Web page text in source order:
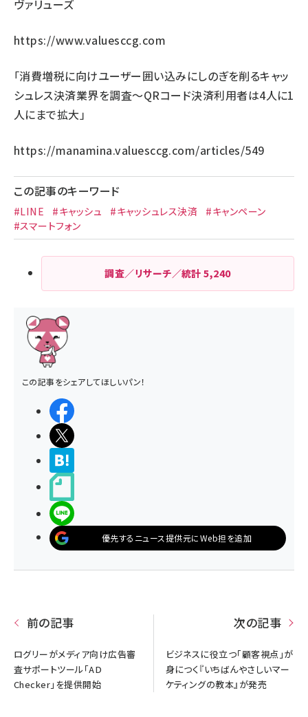
ヴァリューズ
https://www.valuesccg.com
「消費増税に向けユーザー囲い込みにしのぎを削るキャッ
シュレス決済業界を調査～QRコード決済利用者は4人に1
人にまで拡大」
https://manamina.valuesccg.com/articles/549
この記事のキーワード
#LINE #キャッシュ #キャッシュレス決済
#キャンペーン
#スマートフォン
調査／リサーチ／統計5,240
この記事をシェアしてほしいパン！
優先するニュース提供元にWeb担を追加
前の記事
ログリーがメディア向け広告審
査サポートツール「AD
Checker」を提供開始
次の記事
ビジネスに役立つ「顧客視点」が
身につく『いちばんやさしいマー
ケティングの教本』が発売